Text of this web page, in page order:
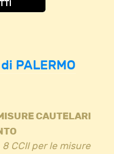
PALERMO
CAUTELARI
CCII per le misure